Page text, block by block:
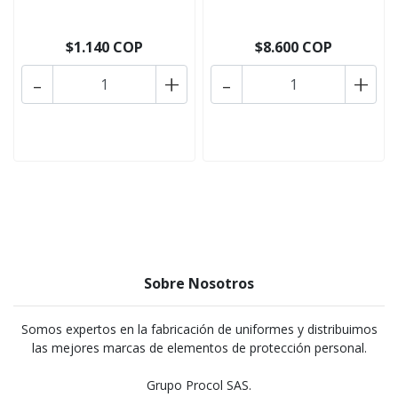
$1.140 COP
+
-
$8.600 COP
+
-
Sobre Nosotros
Somos expertos en la fabricación de uniformes y distribuimos
las mejores marcas de elementos de protección personal.
Grupo Procol SAS.